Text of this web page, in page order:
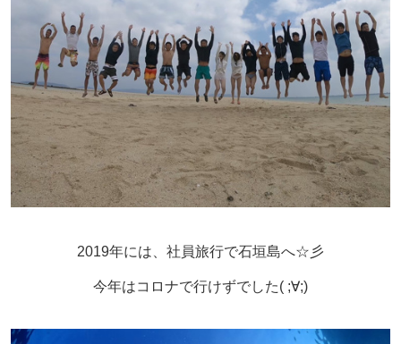
2019年には、社員旅行で石垣島へ☆彡
今年はコロナで行けずでした( ;∀;)